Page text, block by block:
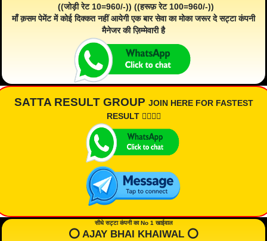
((जोड़ी रेट 10=960/-)) ((हरूफ़ रेट 100=960/-))
माँ क़सम पेमेंट में कोई दिक्कत नहीं आयेगी एक बार सेवा का मोका जरूर दे सट्टा कंपनी
मैनेजर की ज़िम्मेवारी है
SATTA RESULT GROUP JOIN HERE FOR FASTEST
RESULT 👇🏾👇🏾
सीधे सट्टा कंपनी का No 1 खाईवाल
⭕️ AJAY BHAI KHAIWAL ⭕️